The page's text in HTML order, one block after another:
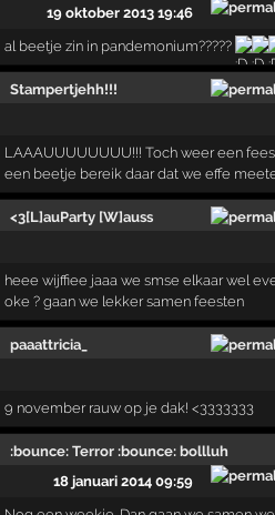
19 oktober 2013 19:46
al beetje zin in pandemonium?????
Stampertjehh!!!
LAAAUUUUUUUU!!! Toch weer een
een beetje bereik daar dat we effe
<3[L]auParty [W]auss
heee wijffiee jaaa we smse elkaar wel
oke ? gaan we lekker samen feesten
paaattricia_
9 november rauw op je dak! <3333333
:bounce: Terror :bounce: bollluh
18 januari 2014 09:59